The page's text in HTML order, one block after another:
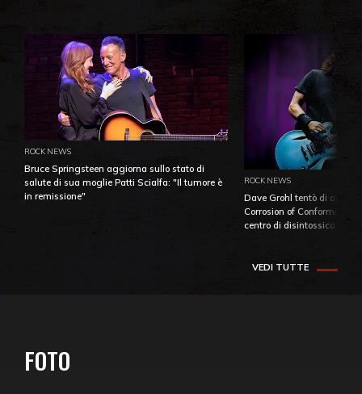
ROCK NEWS
Bruce Springsteen aggiorna sullo stato di
salute di sua moglie Patti Scialfa: "Il tumore è
in remissione"
ROCK NEWS
Dave Grohl tentò di
Corrosion of Conformity
centro di
VEDI TUTTE
FOTO